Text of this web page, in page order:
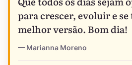
para crescer, evoluir e
melhor versão. Bom dia!
Marianna Moreno